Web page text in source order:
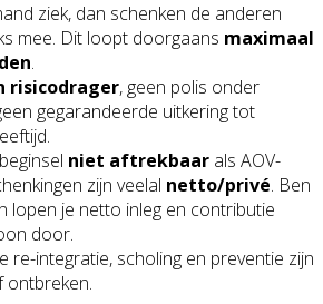
ziek, dan schenken de anderen
mee. Dit loopt doorgaans maximaal
.
risicodrager, geen polis onder
gegarandeerde uitkering tot
niet aftrekbaar als AOV-
zijn veelal netto/privé. Ben
lopen je netto inleg en contributie
door.
re-integratie, scholing en preventie zijn
ontbreken.